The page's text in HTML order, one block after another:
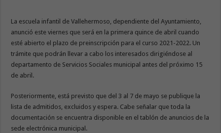
La escuela infantil de Vallehermoso, dependiente del Ayuntamiento,
anunció este viernes que será en la primera quince de abril cuando
esté abierto el plazo de preinscripción para el curso 2021-2022. Un
trámite que podrán llevar a cabo los interesados dirigiéndose al
departamento de Servicios Sociales municipal antes del próximo 15
de abril.
Posteriormente, está previsto que del 3 al 7 de mayo se publique la
lista de admitidos, excluidos y espera. Cabe señalar que toda la
documentación se encuentra disponible en el tablón de anuncios de la
sede electrónica municipal.